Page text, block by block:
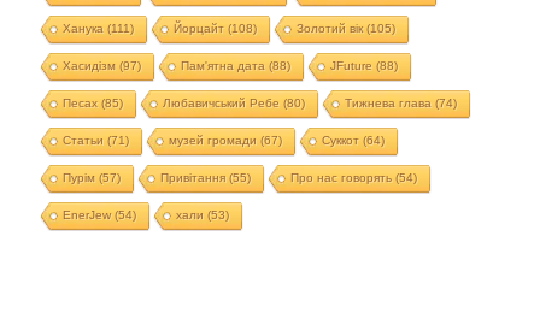
Ханука (111) Йорцайт (108) Золотий вік(105)
Хасидізм (97) Пам'ятна дата (88) JFuture (88)
Песах(85) Любавичський Ребе (80) Тижнева глава (74)
Статьи (71) музей громади (67) Суккот (64)
Пурім (57) Привітання(55) Про нас говорять(54)
EnerJew(54) хали (53)